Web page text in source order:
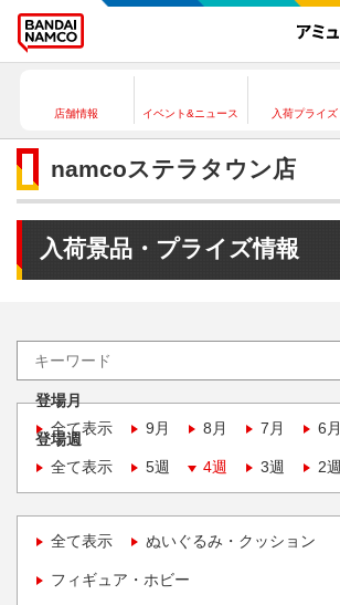
店舗情報 イベント&ニュース 入荷プライズ
namcoステラタウン店
入荷景品・プライズ情報
登場月
全て表示
9月 8月 7月 6月
登場週
全て表示
5週 4週 3週 2週
全て表示 ぬいぐるみ・クッション
フィギュア・ホビー